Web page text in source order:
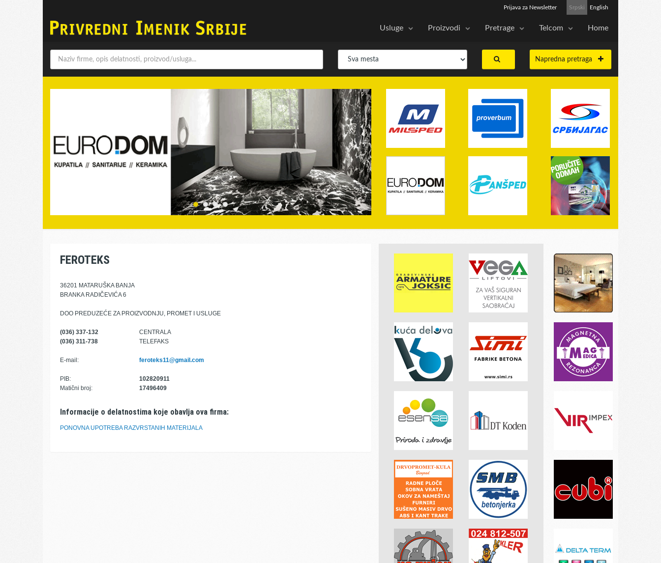
Srpski English
Prijava za Newsletter
Usluge Proizvodi Pretrage Telcom Home
Napredna pretraga
FEROTEKS
36201 MATARUŠKA BANJA
BRANKA RADIČEVIĆA 6
DOO PREDUZEĆE ZA PROIZVODNJU, PROMET I USLUGE
(036) 337-132
CENTRALA
(036) 311-738
TELEFAKS
E-mail: feroteks11@gmail.com
PIB:
102820911
Matični broj:
17496409
Informacije o delatnostima koje obavlja ova firma:
PONOVNA UPOTREBA RAZVRSTANIH MATERIJALA